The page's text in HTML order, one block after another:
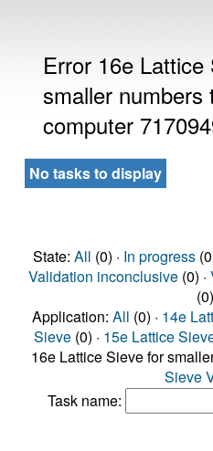
Error 16e Lattice
smaller numbers
computer
No tasks to display
State: All (0) · In progress
Validation inconclusive(0) ·
(0)
Application: All (0) · 14e
Sieve (0) · 15e Lattice
16e Lattice Sieve for
Sieve
Task name: